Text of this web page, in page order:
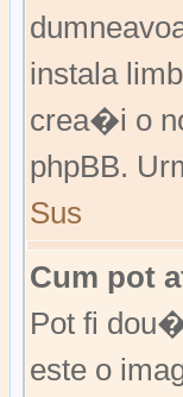
instala
crea�i o
phpBB.
Sus
Cum pot
Pot fi
este o